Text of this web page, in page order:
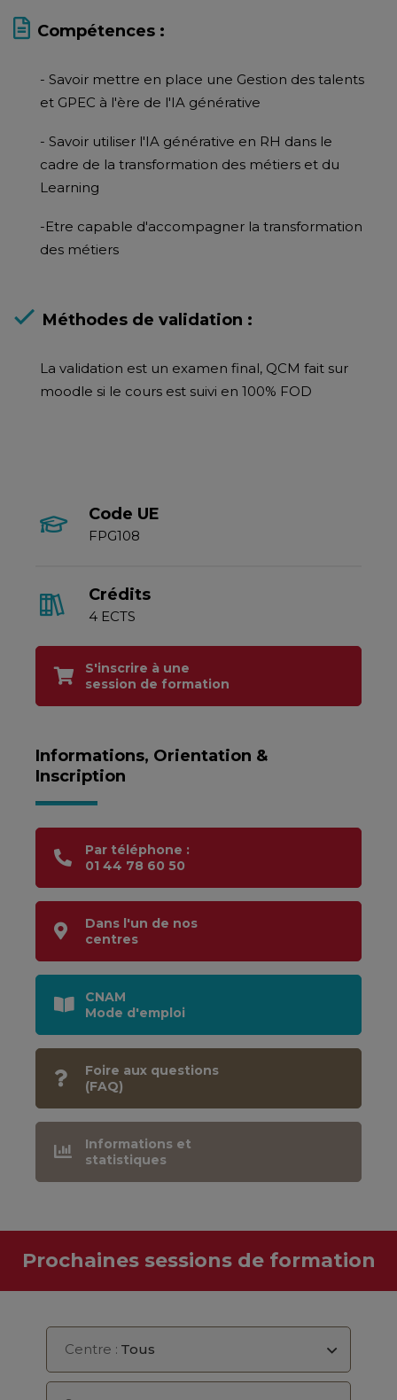
Compétences :
- Savoir mettre en place une Gestion des talents
et GPEC à l'ère de l'IA générative
- Savoir utiliser l'IA générative en RH dans le
cadre de la transformation des métiers et du
Learning
-Etre capable d'accompagner la transformation
des métiers
Méthodes de validation :
La validation est un examen final, QCM fait sur
moodle si le cours est suivi en 100% FOD
Code UE
FPG108
Crédits
4 ECTS
S'inscrire à une
session de formation
Informations, Orientation &
Inscription
Par téléphone :
01 44 78 60 50
Dans l'un de nos
centres
CNAM
Mode d'emploi
Foire aux questions
(FAQ)
Informations et
statistiques
Prochaines sessions de formation
Centre : Tous